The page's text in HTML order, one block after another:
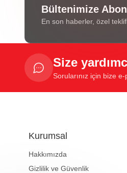
Bültenimize
En son haberler, özel
Size
Sorularınız için bize
Kurumsal
Hakkımızda
Gizlilik ve Güvenlik